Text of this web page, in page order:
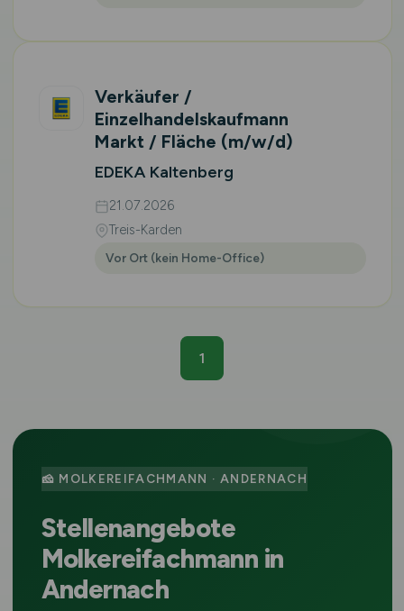
Verkäufer /
Einzelhandelskaufmann
Markt / Fläche (m/w/d)
EDEKA Kaltenberg
21.07.2026
Treis-Karden
Vor Ort (kein Home-Office)
1
🧀 MOLKEREIFACHMANN · ANDERNACH
Stellenangebote
Molkereifachmann in
Andernach